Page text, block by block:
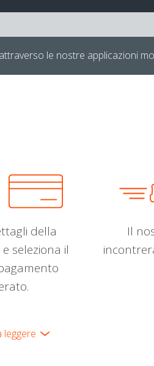
le nostre applicazioni
della
seleziona il
Il
leggere